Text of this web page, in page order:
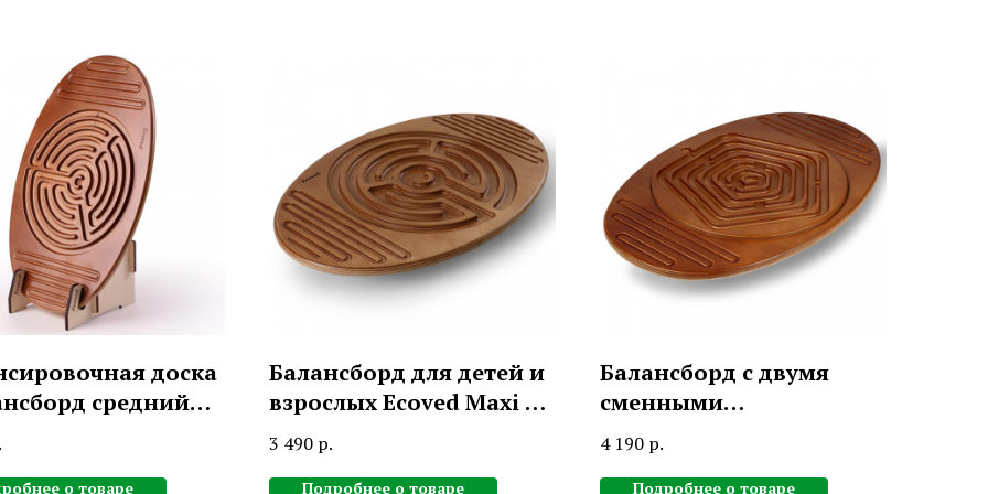
доска
средний
с
Эковед
о товаре
Балансборд для детей и
взрослых Ecoved Maxi с
лабиринтом (карамель),
Эковед
3 490 р.
Подробнее о товаре
Балансборд с двумя
сменными
лабиринтами
«Балансборд-
4 190 р.
Подробнее о товаре